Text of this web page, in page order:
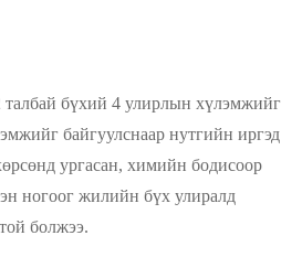
талбай бүхий 4 улирлын хүлэмжийг
байгуулснаар нутгийн иргэд
ургасан, химийн бодисоор
ногоог жилийн бүх улиралд
болжээ.